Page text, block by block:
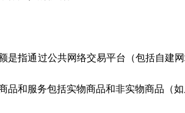
指通过公共网络交易平台（包括自建网
品和服务包括实物商品和非实物商品（